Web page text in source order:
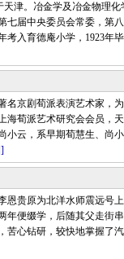
。冶金学及冶金物理化
七届中央委员会常委，第
考入育德庵小学，1923年
京剧荀派表演艺术家，
荀派艺术研究会会员，
小云，系早期荀慧生、尚
贵原为北洋水师震远号
便缀学，后随其父走街
苦心钻研，较快地掌握了